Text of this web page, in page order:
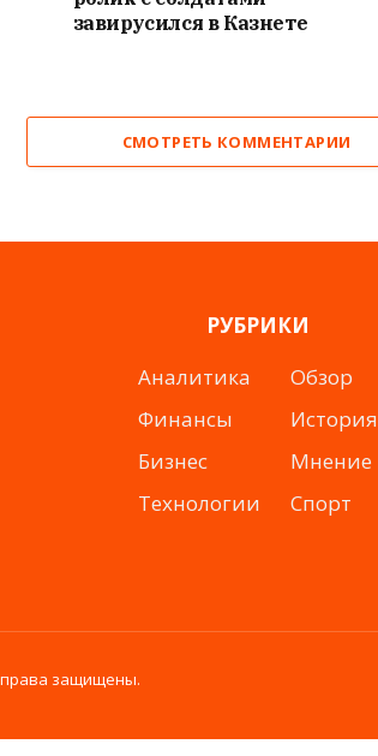
завирусился в Казнете
СМОТРЕТЬ КОММЕНТАРИИ
РУБРИКИ
Аналитика
Финансы
Бизнес
Технологии
Обзор
История
Мнение
Спорт
права защищены.